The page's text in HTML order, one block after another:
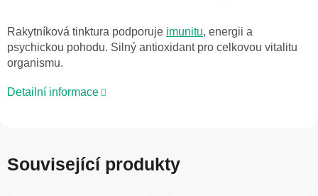
Rakytníková tinktura podporuje imunitu, energii a
psychickou pohodu. Silný antioxidant pro celkovou vitalitu
organismu.
Detailní informace
Související produkty